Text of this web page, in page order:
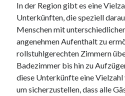
In der Region gibt es eine
Unterkünften, die speziell
Menschen mit
angenehmen Aufenthalt zu
rollstuhlgerechten Zimmern
Badezimmer bis hin zu
diese Unterkünfte eine
um sicherzustellen, dass alle